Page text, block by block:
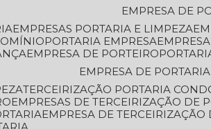
EMPRESA DE
EMPRESAS PORTARIA E LIMPEZA
PORTARIA EMPRESA
EMPRESA DE PORTEIRO
EMPRESA DE
TERCEIRIZAÇÃO PORTARIA
EMPRESAS DE TERCEIRIZAÇÃO DE
EMPRESA DE